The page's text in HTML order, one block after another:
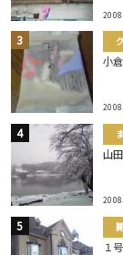
2008
小
2008
山
2008
１